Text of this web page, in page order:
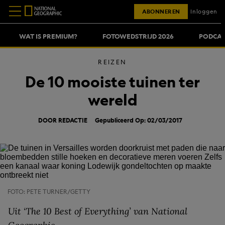
WAT IS PREMIUM? FOTOWEDSTRIJD 2026
ABONNEREN Inloggen
REIZEN
De 10 mooiste tuinen ter
wereld
DOOR REDACTIE Gepubliceerd Op: 02/03/2017
FOTO: PETE TURNER/GETTY
Uit ‘The 10 Best of Everything’ van National